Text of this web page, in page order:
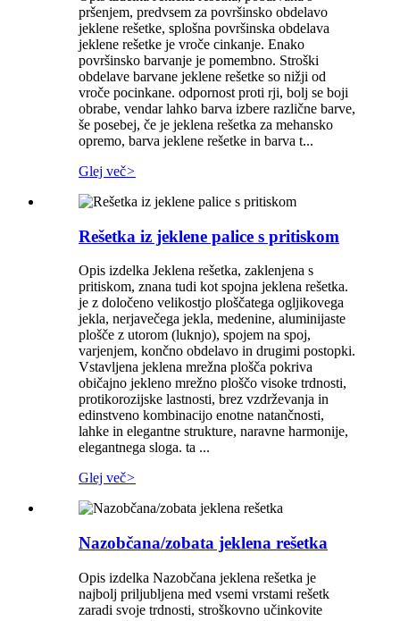
pršenjem, predvsem za površinsko obdelavo
jeklene rešetke, splošna površinska obdelava
jeklene rešetke je vroče cinkanje. Enako
površinsko barvanje je pomembno. Stroški
obdelave barvane jeklene rešetke so nižji od
vroče pocinkane. odpornost proti rji, bolj se boji
obrabe, vendar lahko barva izbere različne barve,
še posebej, če je jeklena rešetka za mehansko
opremo, barva jeklene rešetke in barva t...
Glej več>
Rešetka iz jeklene palice s pritiskom
Opis izdelka Jeklena rešetka, zaklenjena s
pritiskom, znana tudi kot spojna jeklena rešetka.
je z določeno velikostjo ploščatega ogljikovega
jekla, nerjavečega jekla, medenine, aluminijaste
plošče z utorom (luknjo), spojem na spoj,
varjenjem, končno obdelavo in drugimi postopki.
Vstavljena jeklena mrežna plošča pokriva
običajno jekleno mrežno ploščo visoke trdnosti,
protikorozijske lastnosti, brez vzdrževanja in
edinstveno kombinacijo enotne natančnosti,
lahke in elegantne strukture, naravne harmonije,
elegantnega sloga. ta ...
Glej več>
Nazobčana/zobata jeklena rešetka
Opis izdelka Nazobčana jeklena rešetka je
najbolj priljubljena med vsemi vrstami rešetk
zaradi svoje trdnosti, stroškovno učinkovite